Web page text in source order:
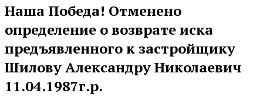
Наша Победа! Отменено
определение о возврате иска
предъявленного к застройщику
Шилову Александру Николаевич
11.04.1987г.р.